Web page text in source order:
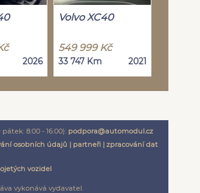
2026
Volvo XC40
549 999 Kč
33 747 Km 2021
8:00 - 16:00): podpora@automodul.cz
osobních údajů | partneři| zpracování dat
vozidel
vykonává vydavatel.